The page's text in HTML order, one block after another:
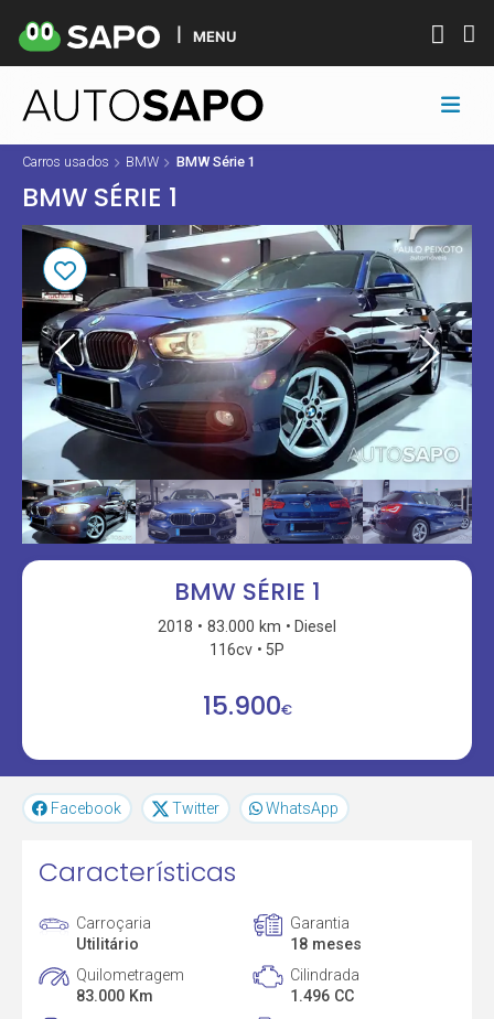
MENU
Carros usados BMW BMW Série 1
BMW SÉRIE 1
BMW SÉRIE 1
2018 83.000 km
Diesel
116cv
5P
15.900€
Facebook Twitter WhatsApp
Características
Carroçaria
Utilitário
Garantia
18 meses
Quilometragem
83.000 Km
Cilindrada
1.496 CC